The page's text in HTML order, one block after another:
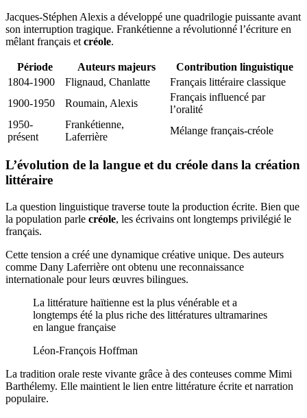
Jacques-Stéphen Alexis a développé une quadrilogie puissante avant
son interruption tragique. Frankétienne a révolutionné l’écriture en
mêlant français et créole.
Période Auteurs majeurs
Contribution linguistique
1804-1900
Flignaud, Chanlatte
Français littéraire classique
1900-1950
Roumain, Alexis
Français influencé par
l’oralité
1950-
présent
Frankétienne,
Laferrière
Mélange français-créole
L’évolution de la langue et du créole dans la création
littéraire
La question linguistique traverse toute la production écrite. Bien que
la population parle créole, les écrivains ont longtemps privilégié le
français.
Cette tension a créé une dynamique créative unique. Des auteurs
comme Dany Laferrière ont obtenu une reconnaissance
internationale pour leurs œuvres bilingues.
La littérature haïtienne est la plus vénérable et a
longtemps été la plus riche des littératures ultramarines
en langue française
Léon-François Hoffman
La tradition orale reste vivante grâce à des conteuses comme Mimi
Barthélemy. Elle maintient le lien entre littérature écrite et narration
populaire.